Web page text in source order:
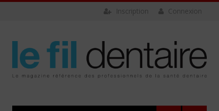
Connexion
Inscription